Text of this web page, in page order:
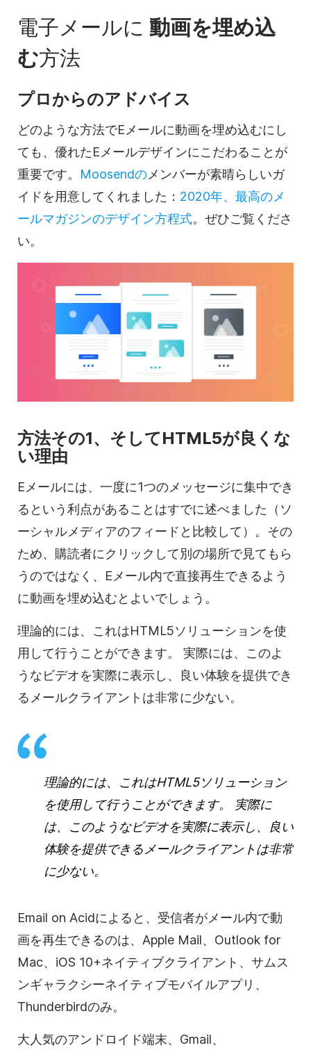
電子メールに 動画を埋め込
む方法
プロからのアドバイス
どのような方法でEメールに動画を埋め込むにし
ても、優れたEメールデザインにこだわることが
重要です。 Moosendのメンバーが素晴らしいガ
イドを用意してくれました： 2020年、最高のメ
ールマガジンのデザイン方程式。ぜひご覧くださ
い。
方法その1、そしてHTML5が良くな
い理由
Eメールには、一度に1つのメッセージに集中でき
るという利点があることはすでに述べました（ソ
ーシャルメディアのフィードと比較して）。その
ため、購読者にクリックして別の場所で見てもら
うのではなく、Eメール内で直接再生できるよう
に動画を埋め込むとよいでしょう。
理論的には、これはHTML5ソリューションを使
用して行うことができます。 実際には、このよ
うなビデオを実際に表示し、良い体験を提供でき
るメールクライアントは非常に少ない。
理論的には、これはHTML5ソリューション
を使用して行うことができます。 実際に
は、このようなビデオを実際に表示し、良い
体験を提供できるメールクライアントは非常
に少ない。
Email on Acidによると、受信者がメール内で動
画を再生できるのは、Apple Mail、Outlook for
Mac、iOS 10+ネイティブクライアント、サムス
ンギャラクシーネイティブモバイルアプリ、
Thunderbirdのみ。
大人気のアンドロイド端末、Gmail、